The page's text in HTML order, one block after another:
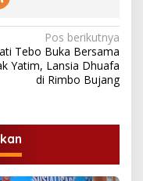
Pos berikutnya
Tebo Buka Bersama
Yatim, Lansia Dhuafa
di Rimbo Bujang